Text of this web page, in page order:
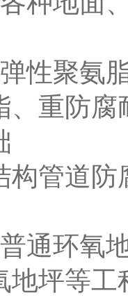
性聚氨
、重防
构管道
通环氧
地坪等